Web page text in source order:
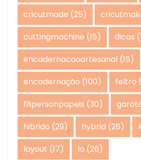
cricutmade (25)
cuttingmachine (15) dicas
encadernacaoartesanal (15)
encadernação (100) feltro
filipersonpapeis (30)
hibrido (29) hybrid (28)
layout (17) lo (26)